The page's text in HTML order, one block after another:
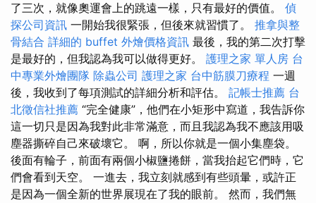
了三次，就像奧運會上的跳遠一樣，只有最好的價值。 偵
探公司資訊 一開始我很緊張，但後來就習慣了。 推拿與整
骨結合 詳細的 buffet 外燴價格資訊 最後，我的第二次打擊
是最好的，但我認為我可以做得更好。 護理之家 單人房 台
中專業外燴團隊 除蟲公司 護理之家 台中筋膜刀療程 一週
後，我收到了每項測試的詳細分析和評估。 記帳士推薦 台
北徵信社推薦 “完全健康”，他們在小矩形中寫道，我告訴你
這一切只是因為我對此非常滿意，而且我認為我不應該用吸
塵器撕碎自己來破壞它。 啊，所以你就是一個小集塵袋。
後面有輪子，前面有兩個小椒鹽捲餅，當我抬起它們時，它
們會看到天空。 一進去，我立刻就感到有些頭暈，或許正
是因為一個全新的世界展現在了我的眼前。 然而，我們無